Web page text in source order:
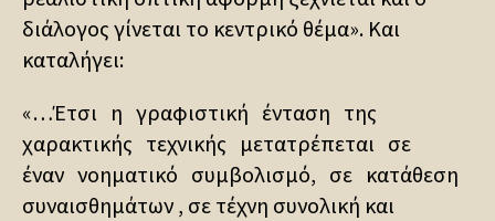
διάλογος γίνεται το κεντρικό θέμα». Και
καταλήγει:
«…Έτσι η γραφιστική ένταση της
χαρακτικής τεχνικής μετατρέπεται σε
έναν νοηματικό συμβολισμό, σε κατάθεση
συναισθημάτων , σε τέχνη συνολική και